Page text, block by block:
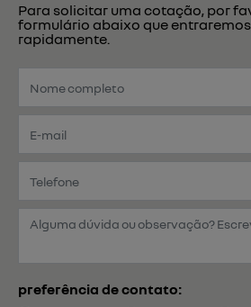
Para solicitar uma cotação, por
formulário abaixo que
rapidamente.
preferência de contato: